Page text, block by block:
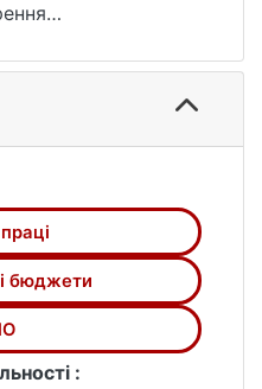
взаємозв’язки
впливу
економічні
переміщення
воєнними
що спричиняє
бюджети
: